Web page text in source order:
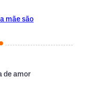
mãe são
de amor